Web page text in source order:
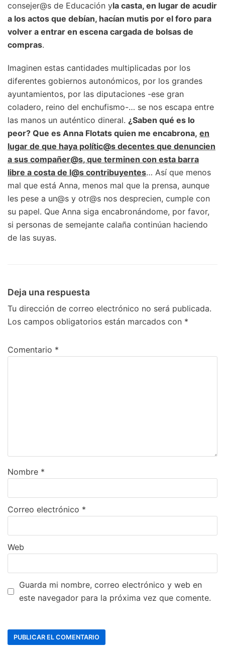
consejer@s de Educación yla casta, en lugar de acudir
a los actos que debían, hacían mutis por el foro para
volver a entrar en escena cargada de bolsas de
compras.
Imaginen estas cantidades multiplicadas por los
diferentes gobiernos autonómicos, por los grandes
ayuntamientos, por las diputaciones -ese gran
coladero, reino del enchufismo-… se nos escapa entre
las manos un auténtico dineral. ¿Saben qué es lo
peor? Que es Anna Flotats quien me encabrona, en
lugar de que haya polític@s decentes que denuncien
a sus compañer@s, que terminen con esta barra
libre a costa de l@s contribuyentes… Así que menos
mal que está Anna, menos mal que la prensa, aunque
les pese a un@s y otr@s nos desprecien, cumple con
su papel. Que Anna siga encabronándome, por favor,
si personas de semejante calaña continúan haciendo
de las suyas.
Deja una respuesta
Tu dirección de correo electrónico no será publicada.
Los campos obligatorios están marcados con *
Comentario *
Nombre *
Correo electrónico *
Web
Guarda mi nombre, correo electrónico y web en
este navegador para la próxima vez que comente.